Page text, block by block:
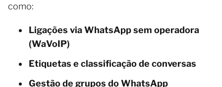
como:
Ligações via WhatsApp sem operadora
(WaVoIP)
Etiquetas e classificação de conversas
Gestão de grupos do WhatsApp